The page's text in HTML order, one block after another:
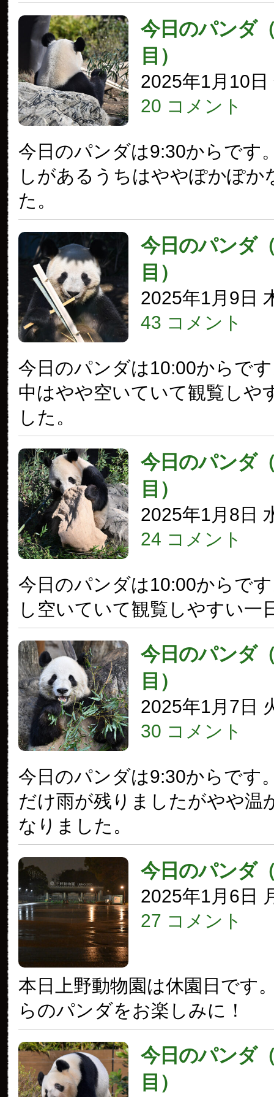
今日のパンダ
目）
2025年1月10日
20 コメント
今日のパンダは9:30からです
しがあるうちはややぽかぽか
た。
今日のパンダ
目）
2025年1月9日
43 コメント
今日のパンダは10:00からで
中はやや空いていて観覧しや
した。
今日のパンダ
目）
2025年1月8日
24 コメント
今日のパンダは10:00からで
し空いていて観覧しやすい一
今日のパンダ
目）
2025年1月7日
30 コメント
今日のパンダは9:30からです
だけ雨が残りましたがやや温
なりました。
今日のパンダ
2025年1月6日
27 コメント
本日上野動物園は休園日です
らのパンダをお楽しみに！
今日のパンダ
目）